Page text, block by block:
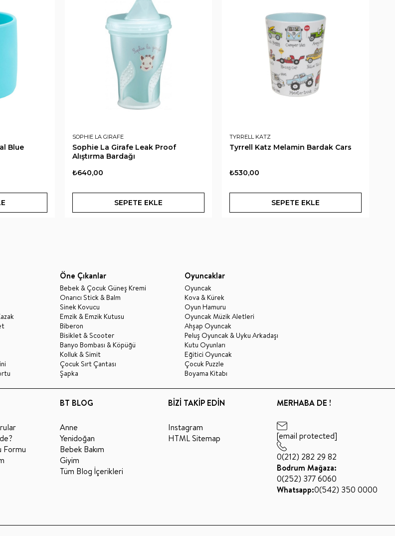
Blue
SOPHIE LA GIRAFE
Sophie La Girafe Leak Proof
Alıştırma Bardağı
₺640,00
SEPETE EKLE
TYRRELL KATZ
Tyrrell Katz Melamin Bardak Cars
₺530,00
SEPETE EKLE
Öne Çıkanlar
Bebek & Çocuk Güneş Kremi
Onarıcı Stick & Balm
Sinek Kovucu
Emzik & Emzik Kutusu
Biberon
Bisiklet & Scooter
Banyo Bombası & Köpüğü
Kolluk & Simit
Çocuk Sırt Çantası
Şapka
Oyuncaklar
Oyuncak
Kova & Kürek
Oyun Hamuru
Oyuncak Müzik Aletleri
Ahşap Oyuncak
Peluş Oyuncak & Uyku Arkadaşı
Kutu Oyunları
Eğitici Oyuncak
Çocuk Puzzle
Boyama Kitabı
Formu
BT BLOG
Anne
Yenidoğan
Bebek Bakım
Giyim
Tüm Blog İçerikleri
BİZİ TAKİP EDİN
Instagram
HTML Sitemap
MERHABA DE !
[email protected]
0(212) 282 29 82
Bodrum Mağaza:
0(252) 377 6060
Whatsapp:0(542) 350 0000